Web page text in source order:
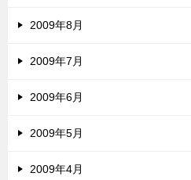
2009年8月
2009年7月
2009年6月
2009年5月
2009年4月